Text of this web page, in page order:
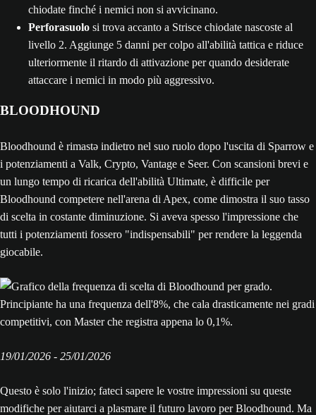
chiodate finché i nemici non si avvicinano.
Perforasuolo si trova accanto a Strisce chiodate nascoste al
livello 2. Aggiunge 5 danni per colpo all'abilità tattica e riduce
ulteriormente il ritardo di attivazione per quando desiderate
attaccare i nemici in modo più aggressivo.
BLOODHOUND
Bloodhound è rimastə indietro nel suo ruolo dopo l'uscita di Sparrow e
i potenziamenti a Valk, Crypto, Vantage e Seer. Con scansioni brevi e
un lungo tempo di ricarica dell'abilità Ultimate, è difficile per
Bloodhound competere nell'arena di Apex, come dimostra il suo tasso
di scelta in costante diminuzione. Si aveva spesso l'impressione che
tutti i potenziamenti fossero "indispensabili" per rendere la leggenda
giocabile.
19/‌01/‌2026 - 25/‌01/‌2026
Questo è solo l'inizio; fateci sapere le vostre impressioni su queste
modifiche per aiutarci a plasmare il futuro lavoro per Bloodhound. Ma